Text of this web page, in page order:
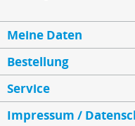
Meine Daten
Bestellung
Service
Impressum /